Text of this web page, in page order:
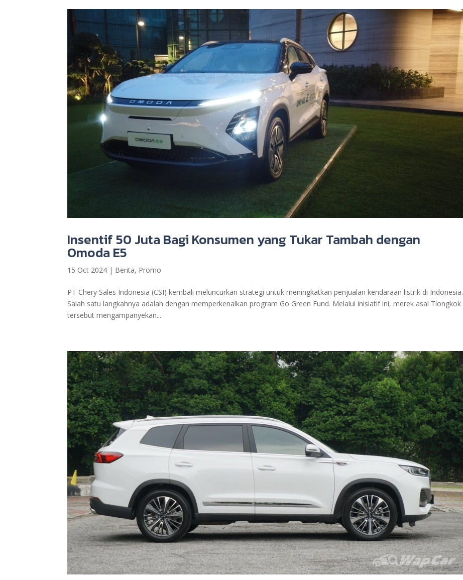
Insentif 50 Juta Bagi Konsumen yang Tukar Tambah dengan
Omoda E5
15 Oct 2024 | Berita, Promo
PT Chery Sales Indonesia (CSI) kembali meluncurkan strategi untuk meningkatkan penjualan kendaraan listrik di Indonesia.
Salah satu langkahnya adalah dengan memperkenalkan program Go Green Fund. Melalui inisiatif ini, merek asal Tiongkok
tersebut mengampanyekan...